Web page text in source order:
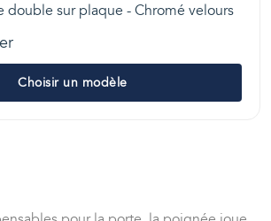
double sur plaque - Chromé velours
Choisir un modèle